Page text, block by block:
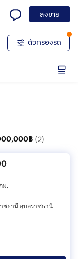
ลงขาย
ตัวกรองรถ
฿ (2)
ม.
ชธานี อุบลราชธานี